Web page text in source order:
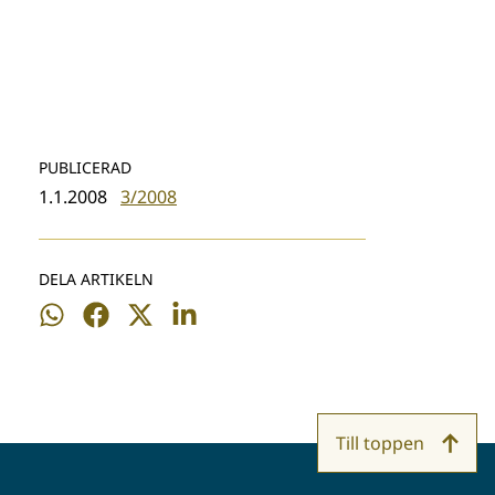
PUBLICERAD
1.1.2008 3/2008
DELA ARTIKELN
Dela
Dela
Dela
Dela
Till toppen